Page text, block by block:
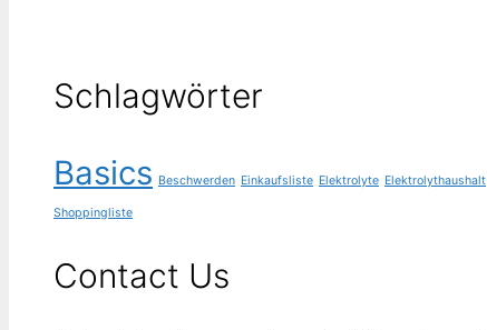
Schlagwörter
Basics Beschwerden Einkaufsliste Elektrolyte Elektrolythaushalt
Shoppingliste
Contact Us